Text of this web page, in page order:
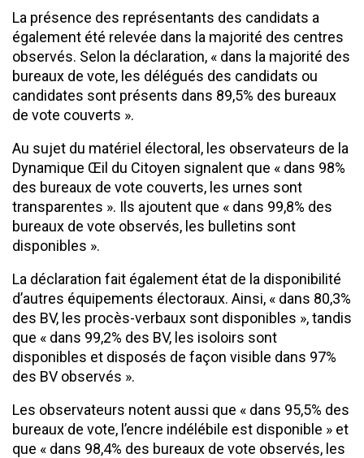
La présence des représentants des candidats a
également été relevée dans la majorité des centres
observés. Selon la déclaration, « dans la majorité des
bureaux de vote, les délégués des candidats ou
candidates sont présents dans 89,5% des bureaux
de vote couverts ».
Au sujet du matériel électoral, les observateurs de la
Dynamique Œil du Citoyen signalent que « dans 98%
des bureaux de vote couverts, les urnes sont
transparentes ». Ils ajoutent que « dans 99,8% des
bureaux de vote observés, les bulletins sont
disponibles ».
La déclaration fait également état de la disponibilité
d’autres équipements électoraux. Ainsi, « dans 80,3%
des BV, les procès-verbaux sont disponibles », tandis
que « dans 99,2% des BV, les isoloirs sont
disponibles et disposés de façon visible dans 97%
des BV observés ».
Les observateurs notent aussi que « dans 95,5% des
bureaux de vote, l’encre indélébile est disponible » et
que « dans 98,4% des bureaux de vote observés, les